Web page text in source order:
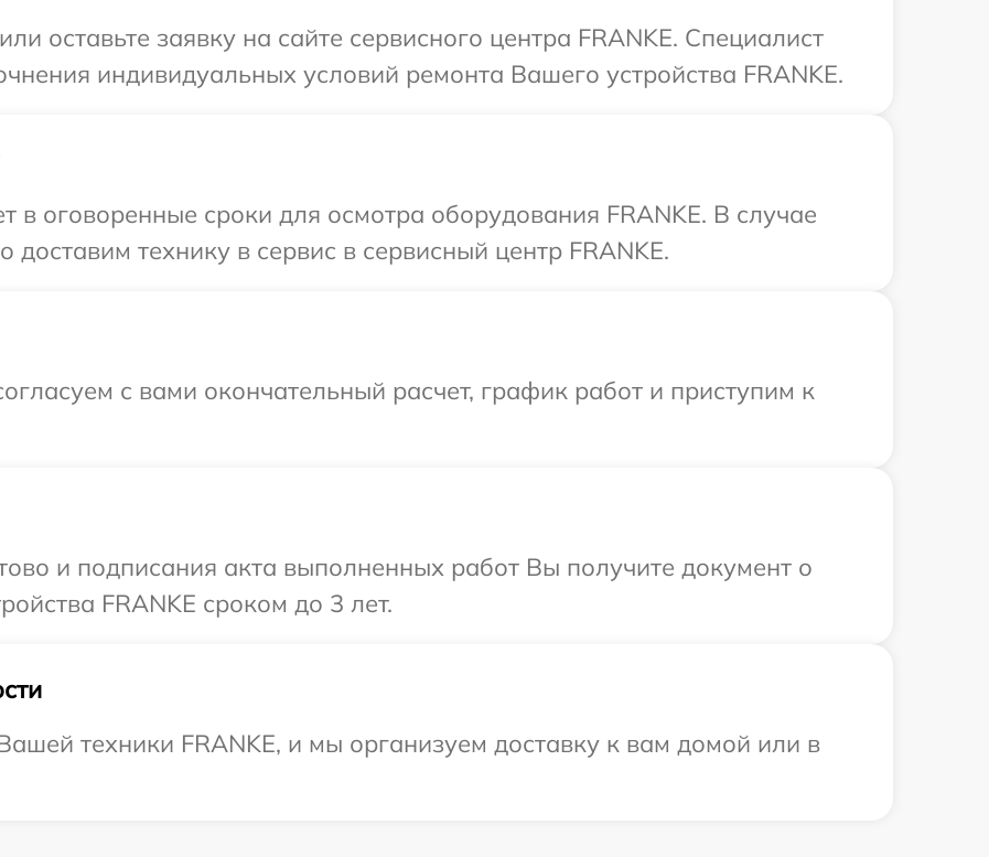
оставьте заявку на сайте сервисного центра FRANKE. Специалист
индивидуальных условий ремонта Вашего устройства FRANKE.
в оговоренные сроки для осмотра оборудования FRANKE. В случае
технику в сервис в сервисный центр FRANKE.
с вами окончательный расчет, график работ и приступим к
и подписания акта выполненных работ Вы получите документ о
FRANKE сроком до 3 лет.
техники FRANKE, и мы организуем доставку к вам домой или в